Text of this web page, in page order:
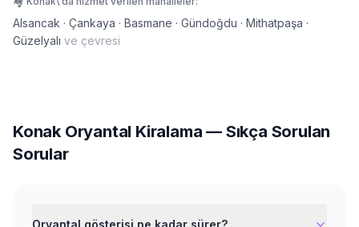
Alsancak · Çankaya · Basmane · Gündoğdu · Mithatpaşa ·
Güzelyalı ve çevresi
Konak Oryantal Kiralama — Sıkça Sorulan
Sorular
Oryantal gösterisi ne kadar sürer?